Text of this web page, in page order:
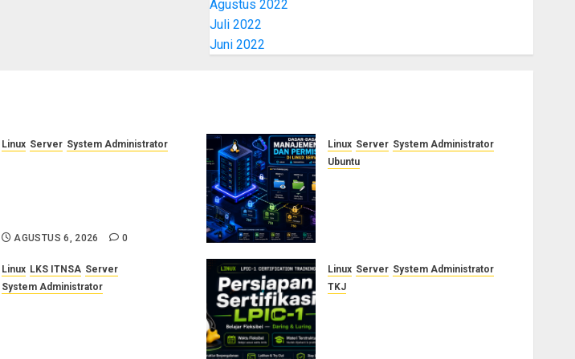
Agustus 2022
Juli 2022
Juni 2022
Linux Server System Administrator
AGUSTUS 6, 2026 0
Linux Server System Administrator
Ubuntu
Linux LKS ITNSA Server
System Administrator
Linux Server System Administrator
TKJ